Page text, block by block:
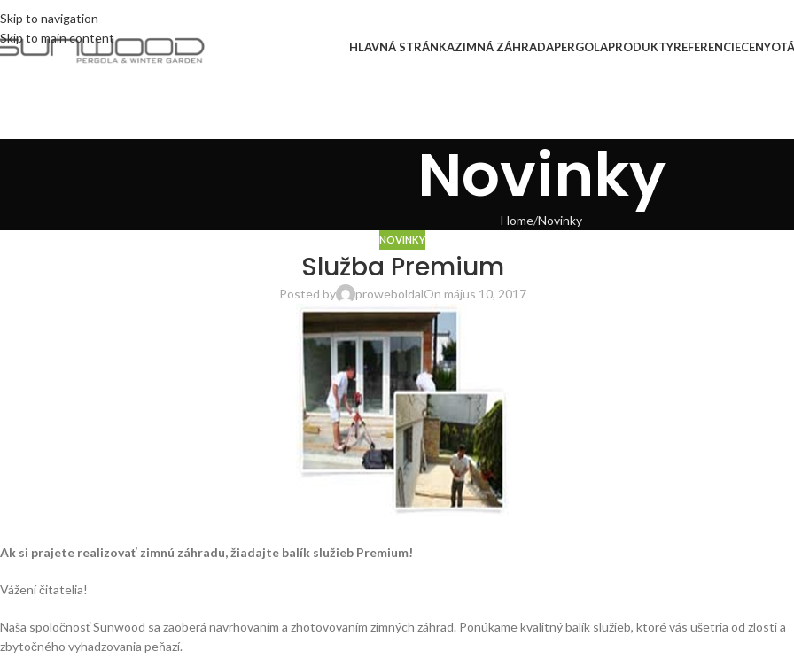
Skip to navigation
Skip to main content
HLAVNÁ STRÁNKAZIMNÁ ZÁHRADAPERGOLAPRODUKTYREFERENCIECENY
Novinky
Home Novinky
NOVINKY
Služba Premium
Posted by proweboldalOn május 10, 2017
Ak si prajete realizovať zimnú záhradu, žiadajte balík služieb Premium!
Vážení čitatelia!
Naša spoločnosť Sunwood sa zaoberá navrhovaním a zhotovovaním zimných záhrad. Ponúkame kvalitný balík služieb, ktoré vás ušetria od zlosti a
zbytočného vyhadzovania peňazí.